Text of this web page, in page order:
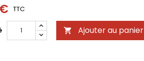
TTC
 Ajouter au panier